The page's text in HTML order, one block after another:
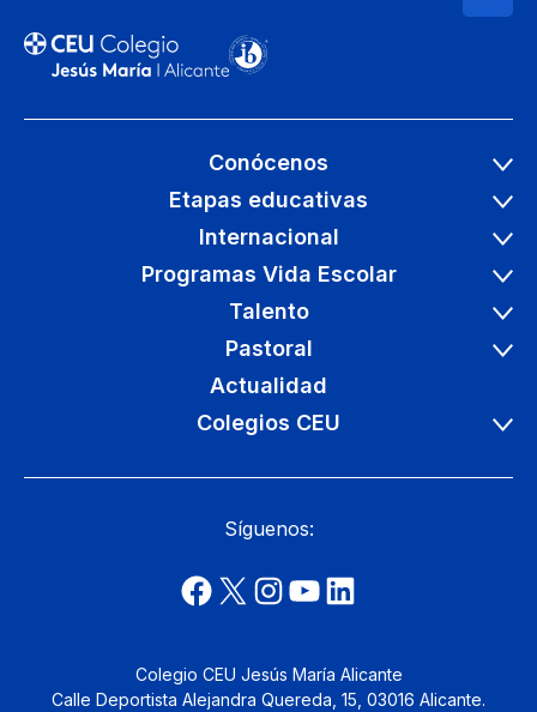
Conócenos
Etapas educativas
Internacional
Programas Vida Escolar
Talento
Pastoral
Actualidad
Colegios CEU
Síguenos:
Colegio CEU Jesús María Alicante
Calle Deportista Alejandra Quereda, 15, 03016 Alicante.